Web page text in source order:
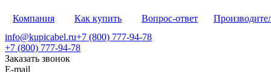
Компания Как купить Вопрос-ответ
info@kupicabel.ru+7 (800) 777-94-78
+7 (800) 777-94-78
Заказать звонок
E-mail